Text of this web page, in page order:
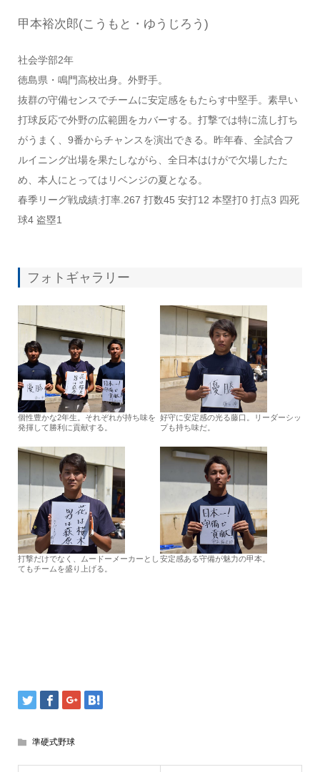
甲本裕次郎(こうもと・ゆうじろう)
社会学部2年
徳島県・鳴門高校出身。外野手。
抜群の守備センスでチームに安定感をもたらす中堅手。素早い
打球反応で外野の広範囲をカバーする。打撃では特に流し打ち
がうまく、9番からチャンスを演出できる。昨年春、全試合フ
ルイニング出場を果たしながら、全日本はけがで欠場したた
め、本人にとってはリベンジの夏となる。
春季リーグ戦成績:打率.267 打数45 安打12 本塁打0 打点3 四死
球4 盗塁1
フォトギャラリー
個性豊かな2年生。それぞれが持ち味を
発揮して勝利に貢献する。
好守に安定感の光る藤口。リーダーシッ
プも持ち味だ。
打撃だけでなく、ムードーメーカーとし
てもチームを盛り上げる。
安定感ある守備が魅力の甲本。
準硬式野球